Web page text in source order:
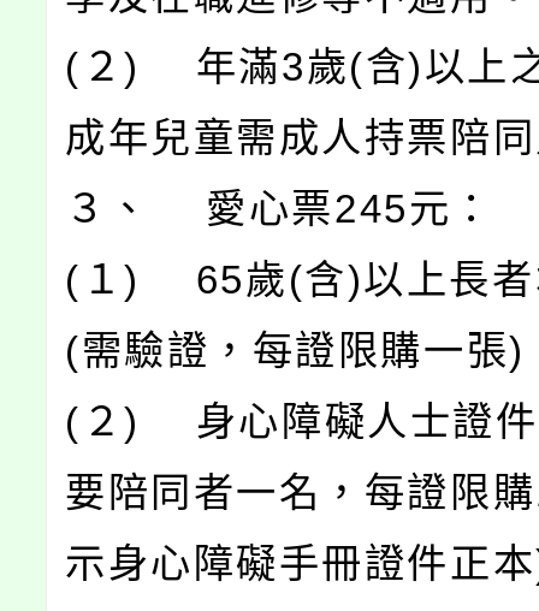
(２) 年滿3歲(含)以上
成年兒童需成人持票陪
３、 愛心票245元：
(１) 65歲(含)以上長者
(需驗證，每證限購一張)
(２) 身心障礙人士證件
要陪同者一名，每證限
示身心障礙手冊證件正